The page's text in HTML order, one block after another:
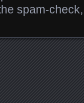
spam-